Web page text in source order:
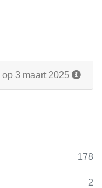
178
2
op 3 maart 2025